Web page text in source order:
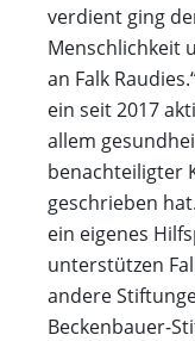
verdient ging
Menschlichkeit
an Falk
ein seit 2017
allem
benachteiligter
geschrieben
ein eigenes
unterstützen
andere
Beckenbauer-